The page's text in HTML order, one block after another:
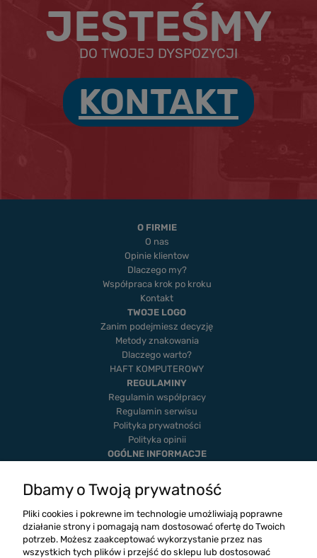
JESTEŚMY
DO TWOJEJ DYSPOZYCJI
KONTAKT
O FIRMIE
O nas
Opinie klientow
Dlaczego my?
Współpraca krok po kroku
Kontakt
TWOJE LOGO
Zanim podejmiesz decyzję
Metody znakowania
Dlaczego warto?
HAFT KOMPUTEROWY
REGULAMINY
Regulamin współpracy
Regulamin serwisu
Polityka prywatności
Polityka opinii
OGÓLNE INFORMACJE
Twoje zamówienia
Ustawienia konta
Blog
Dbamy o Twoją prywatność
Pliki cookies i pokrewne im technologie umożliwiają poprawne
działanie strony i pomagają nam dostosować ofertę do Twoich
potrzeb. Możesz zaakceptować wykorzystanie przez nas
wszystkich tych plików i przejść do sklepu lub dostosować